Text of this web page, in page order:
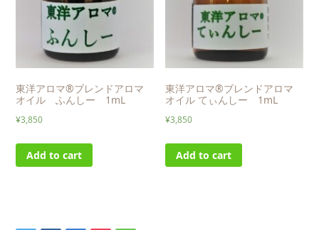
東洋アロマ®ブレンドアロマ
オイル ふんしー 1mL
¥3,850
Add to cart
東洋アロマ®ブレンドアロマ
オイル てぃんしー 1mL
¥3,850
Add to cart